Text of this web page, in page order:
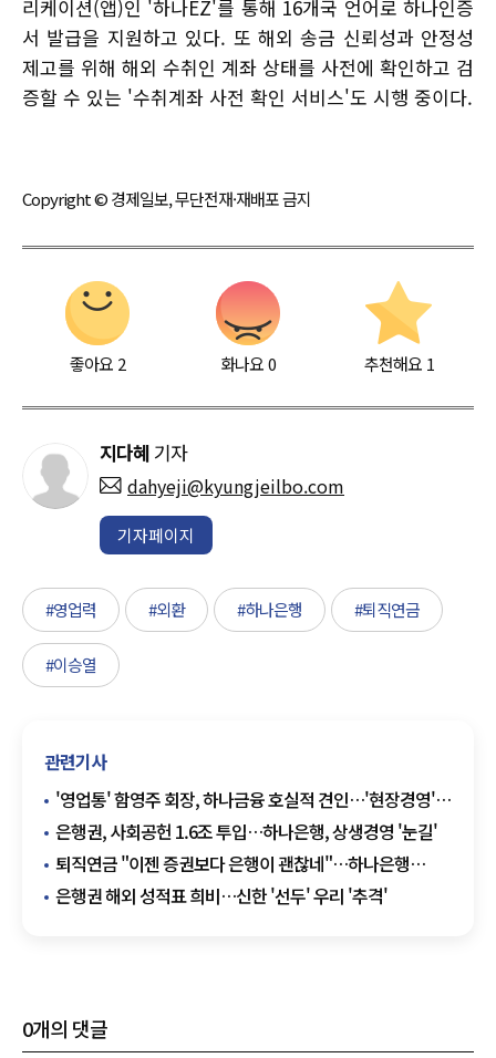
리케이션(앱)인 '하나EZ'를 통해 16개국 언어로 하나인증
서 발급을 지원하고 있다. 또 해외 송금 신뢰성과 안정성
제고를 위해 해외 수취인 계좌 상태를 사전에 확인하고 검
증할 수 있는 '수취계좌 사전 확인 서비스'도 시행 중이다.
Copyright © 경제일보, 무단전재·재배포 금지
좋아요 2 화나요0 추천해요 1
지다혜 기자
dahyeji@kyungjeilbo.com
기자페이지
#영업력 #외환 #하나은행 #퇴직연금
#이승열
관련기사
'영업통' 함영주 회장, 하나금융 호실적 견인…'현장경영'
빛났다
은행권, 사회공헌 1.6조 투입…하나은행, 상생경영 '눈길'
퇴직연금 "이젠 증권보다 은행이 괜찮네"…하나은행
적립금 '선두'
은행권 해외 성적표 희비…신한 '선두' 우리 '추격'
0개의 댓글